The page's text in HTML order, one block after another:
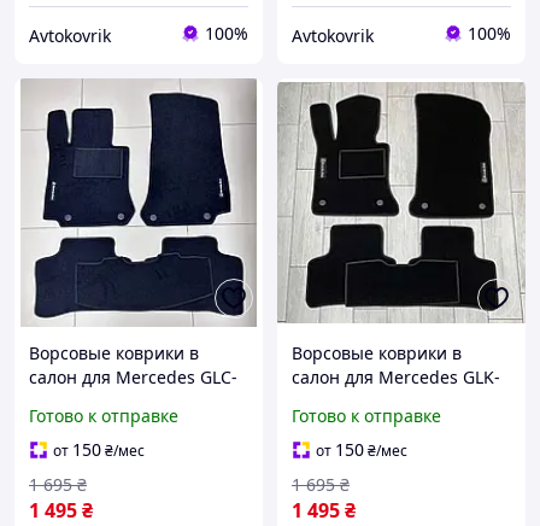
Avtokovrik 100% Avtokovrik 100%
Ворсовые коврики в
салон для Mercedes GLC-
Готово к отправке
от 150₴/мес
1 495₴
1 695 ₴
Ворсовые коврики в
салон для Mercedes GLK-
Готово к отправке
от 150₴/мес
1 495₴
1 695 ₴